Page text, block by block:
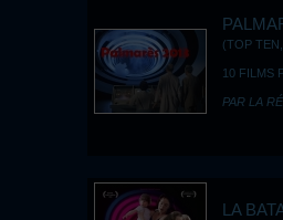
(TOP
10 FILMS
PAR LA
LA